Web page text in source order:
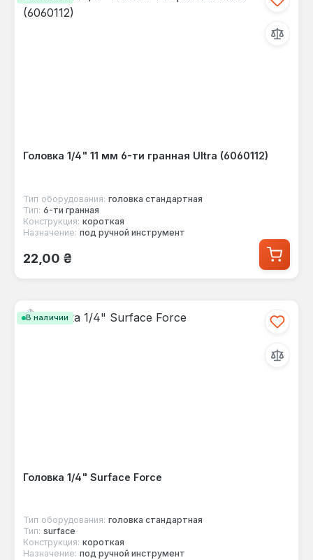
Головка 1/4" 11 мм 6-ти гранная Ultra (6060112)
Тип оборудования: головка стандартная
Тип: 6-ти гранная
Конструкция: короткая
Назначение: под ручной инструмент
Обычная цена:
22,00 ₴
В наличии
Головка 1/4" Surface Force
Тип оборудования: головка стандартная
Тип: surface
Конструкция: короткая
Назначение: под ручной инструмент